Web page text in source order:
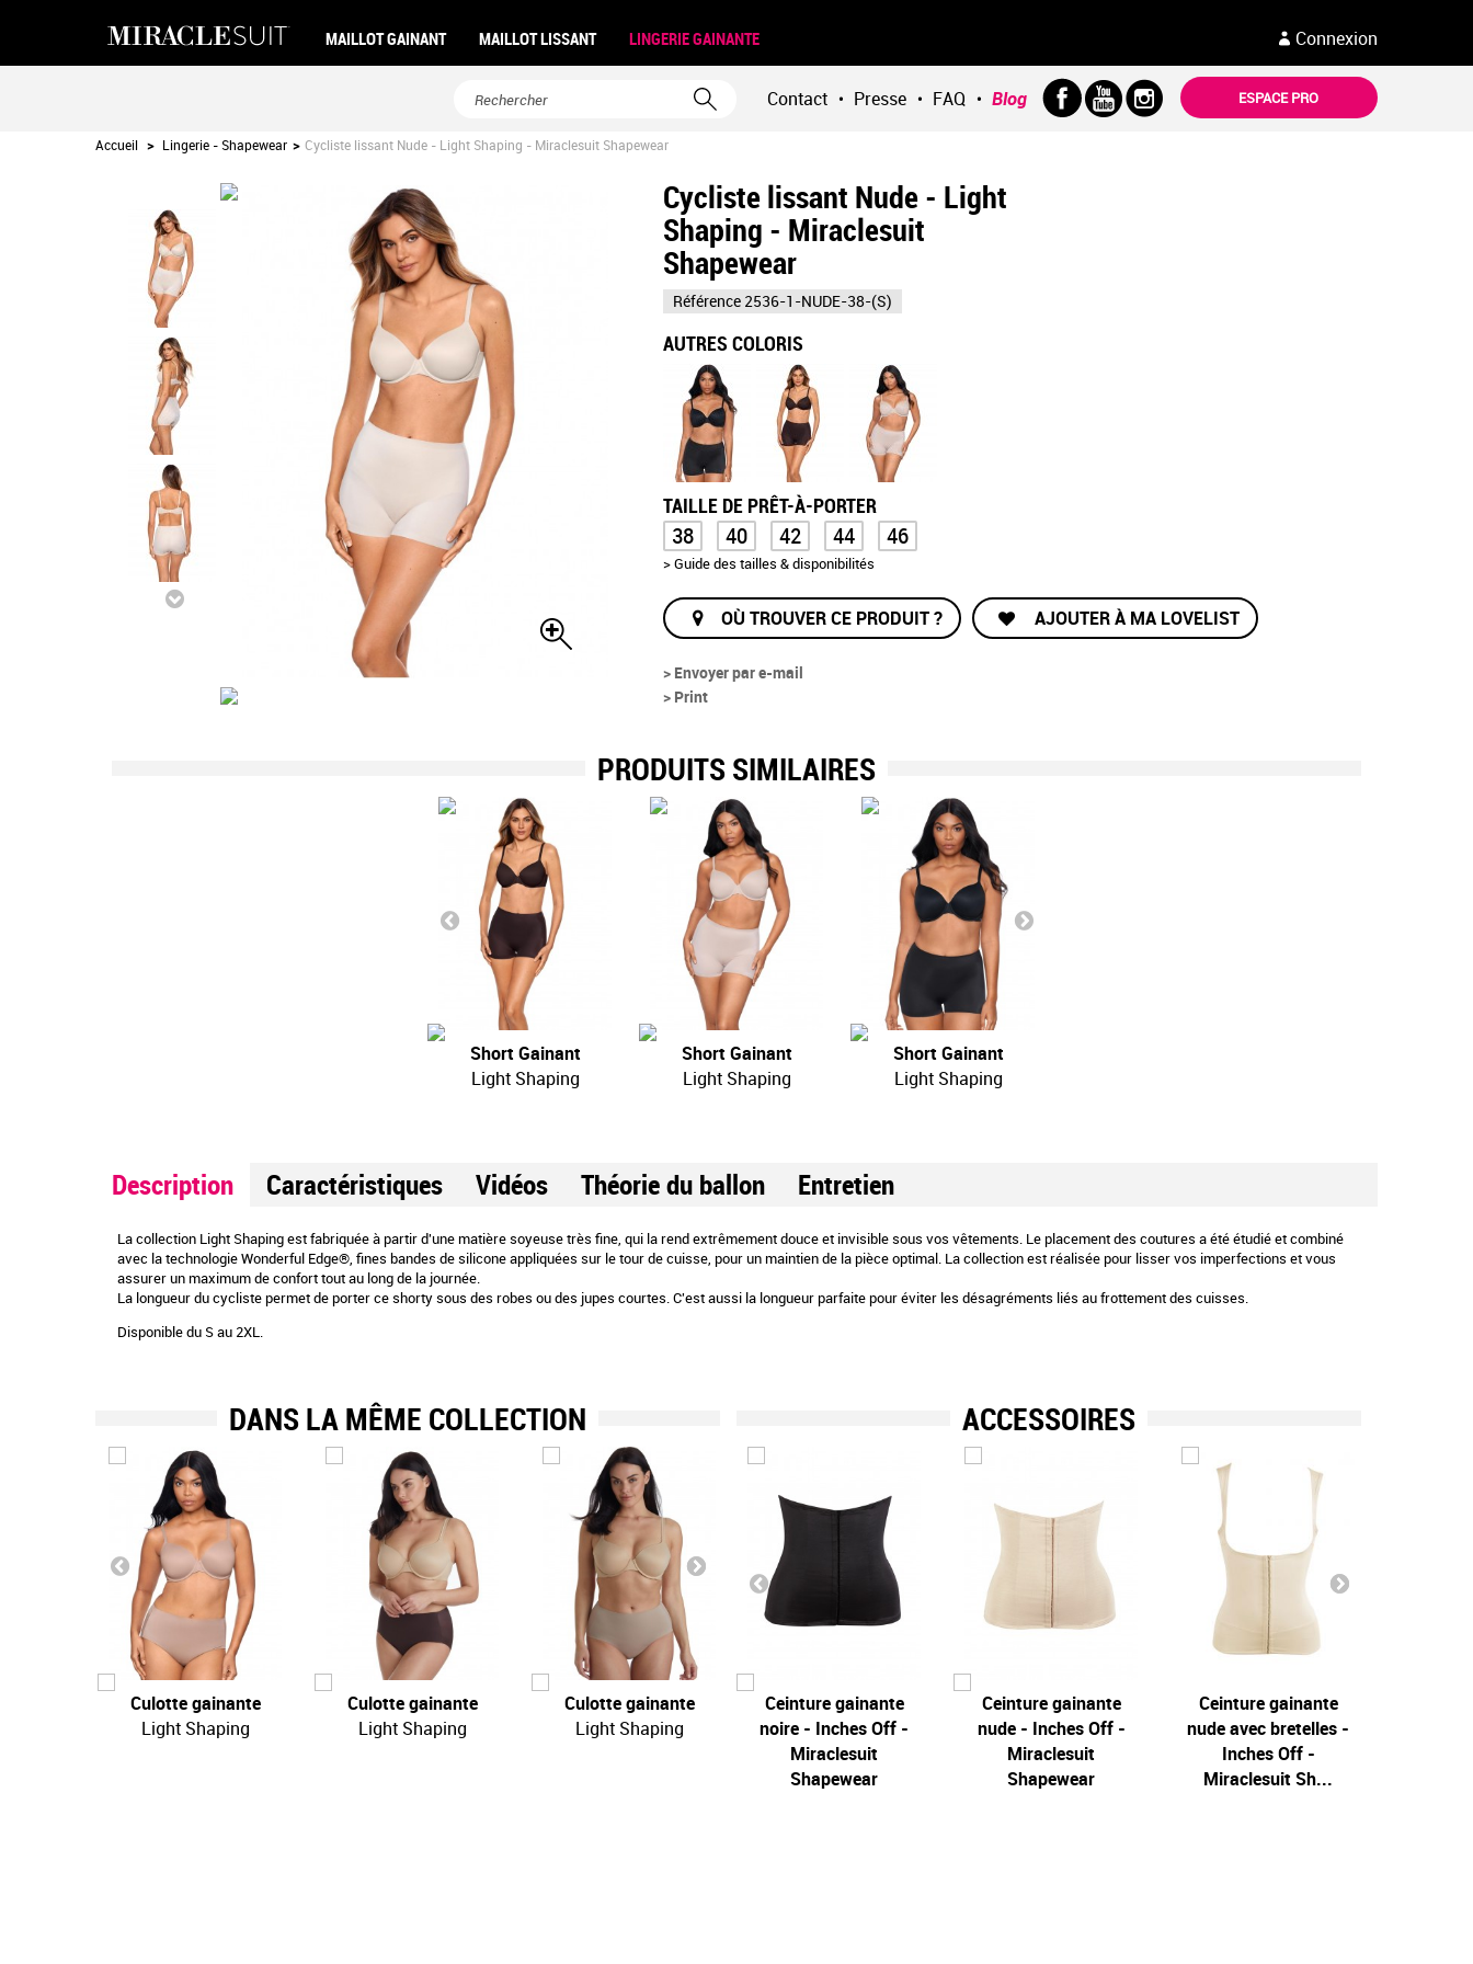
MAILLOT GAINANT MAILLOT LISSANT LINGERIE GAINANTE Connexion
Contact • Presse • FAQ • Blog ESPACE PRO
Accueil > Lingerie - Shapewear > Cycliste lissant Nude - Light Shaping - Miraclesuit Shapewear
Cycliste lissant Nude - Light
Shaping - Miraclesuit
Shapewear
Référence 2536-1-NUDE-38-(S)
AUTRES COLORIS
TAILLE DE PRÊT-À-PORTER
38 40 42 44 46
> Guide des tailles & disponibilités
OÙ TROUVER CE PRODUIT ? AJOUTER À MA LOVELIST
> Envoyer par e-mail
> Print
PRODUITS SIMILAIRES
Short Gainant
Light Shaping
Short Gainant
Light Shaping
Short Gainant
Light Shaping
Description Caractéristiques Vidéos Théorie du ballon Entretien
La collection Light Shaping est fabriquée à partir d'une matière soyeuse très fine, qui la rend extrêmement douce et invisible sous vos vêtements. Le placement des coutures a été étudié et combiné
avec la technologie Wonderful Edge®, fines bandes de silicone appliquées sur le tour de cuisse, pour un maintien de la pièce optimal. La collection est réalisée pour lisser vos imperfections et vous
assurer un maximum de confort tout au long de la journée.
La longueur du cycliste permet de porter ce shorty sous des robes ou des jupes courtes. C'est aussi la longueur parfaite pour éviter les désagréments liés au frottement des cuisses.
Disponible du S au 2XL.
DANS LA MÊME COLLECTION
Culotte gainante
Light Shaping
Culotte gainante
Light Shaping
Culotte gainante
Light Shaping
Culotte gainante
Light Shaping
Culotte gainante
Light Shaping
Culotte gainante
Light Shaping
ACCESSOIRES
Ceinture gainante
noire - Inches Off -
Miraclesuit
Shapewear
Ceinture gainante
nude - Inches Off -
Miraclesuit
Shapewear
Ceinture gainante
nude avec bretelles -
Inches Off -
Miraclesuit Sh...